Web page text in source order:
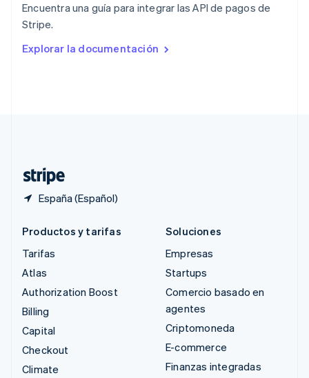
Encuentra una guía para integrar las API de pagos de
Stripe.
Explorar la documentación
España (Español)
República Checa
English
English
Productos y tarifas
Tarifas
Atlas
Authorization Boost
Billing
Capital
Checkout
Climate
Soluciones
Empresas
Startups
Comercio basado en
agentes
Criptomoneda
E-commerce
Finanzas integradas